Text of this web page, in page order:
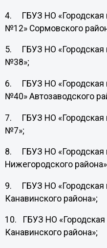
4. ГБУЗ НО «Городская
№12» Сормовского
5. ГБУЗ НО «Городская
№38»;
6. ГБУЗ НО «Городская
№40» Автозаводского
7. ГБУЗ НО «Городская
№7»;
8. ГБУЗ НО «Городская
Нижегородского
9. ГБУЗ НО «Городская
Канавинского района»;
10. ГБУЗ НО «Городская
Канавинского района»;